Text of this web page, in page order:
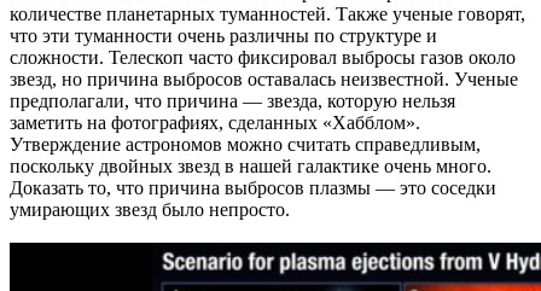
количестве планетарных туманностей. Также ученые говорят,
что эти туманности очень различны по структуре и
сложности. Телескоп часто фиксировал выбросы газов около
звезд, но причина выбросов оставалась неизвестной. Ученые
предполагали, что причина — звезда, которую нельзя
заметить на фотографиях, сделанных «Хабблом».
Утверждение астрономов можно считать справедливым,
поскольку двойных звезд в нашей галактике очень много.
Доказать то, что причина выбросов плазмы — это соседки
умирающих звезд было непросто.